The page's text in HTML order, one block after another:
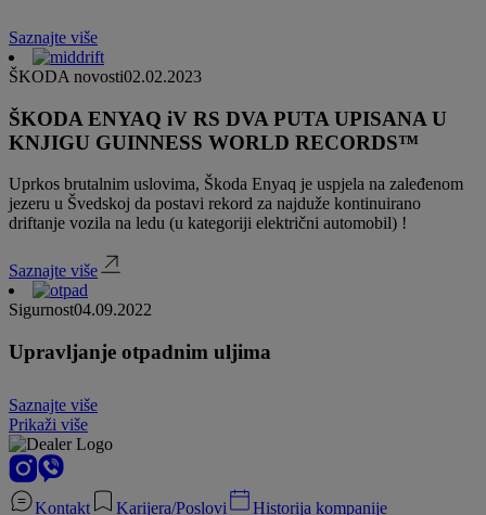
Saznajte više
ŠKODA novosti02.02.2023
ŠKODA ENYAQ iV RS DVA PUTA UPISANA U
KNJIGU GUINNESS WORLD RECORDS™
Uprkos brutalnim uslovima, Škoda Enyaq je uspjela na zaleđenom
jezeru u Švedskoj da postavi rekord za najduže kontinuirano
driftanje vozila na ledu (u kategoriji električni automobil) !
Saznajte više
Sigurnost04.09.2022
Upravljanje otpadnim uljima
Saznajte više
Prikaži više
Kontakt Karijera/Poslovi Historija kompanije